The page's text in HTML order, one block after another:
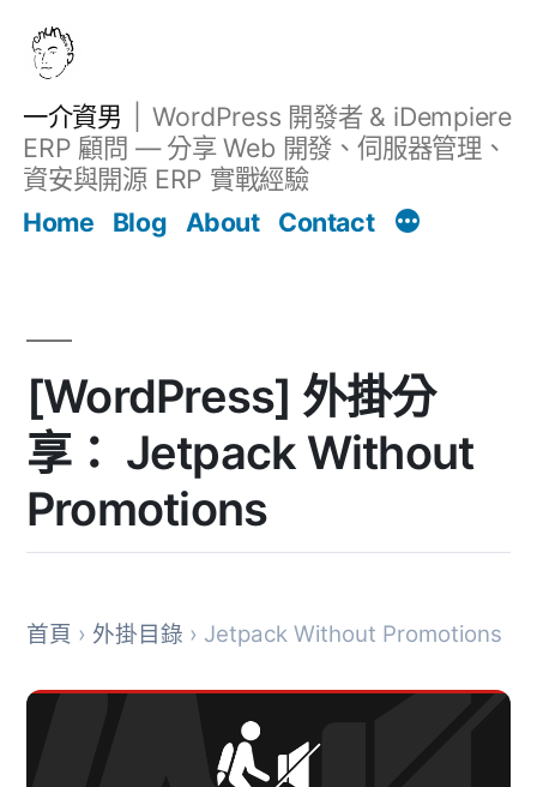
一介資男
WordPress 開發者 & iDempiere
ERP 顧問 — 分享 Web 開發、伺服器管理、
資安與開源 ERP 實戰經驗
Home
Blog About Contact
[WordPress] 外掛分
享： Jetpack Without
Promotions
首頁 › 外掛目錄 › Jetpack Without Promotions
文章 Filter